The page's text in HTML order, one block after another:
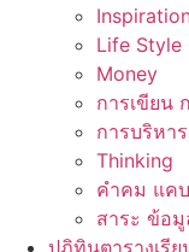
Life Style
Money
การเขียน
การบริหา
Thinking
คำคม แค
สาระ ข้อ
ปฏิทินตารางเรีย